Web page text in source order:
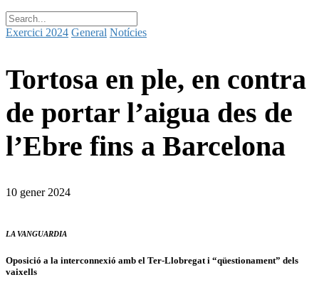
Exercici 2024 General Notícies
Tortosa en ple, en contra
de portar l’aigua des de
l’Ebre fins a Barcelona
10 gener 2024
LA VANGUARDIA
Oposició a la interconnexió amb el Ter-Llobregat i “qüestionament” dels
vaixells